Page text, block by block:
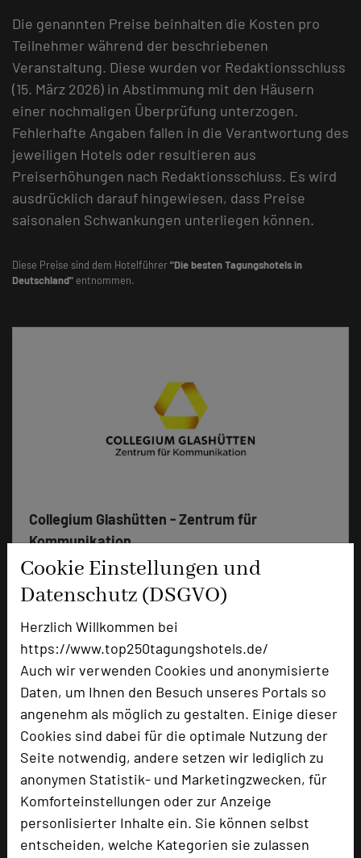
Cookie Einstellungen und
Datenschutz (DSGVO)
Herzlich Willkommen bei
https://www.top250tagungshotels.de/
Auch wir verwenden Cookies und anonymisierte
Daten, um Ihnen den Besuch unseres Portals so
angenehm als möglich zu gestalten. Einige dieser
Cookies sind dabei für die optimale Nutzung der
Seite notwendig, andere setzen wir lediglich zu
anonymen Statistik- und Marketingzwecken, für
Komforteinstellungen oder zur Anzeige
personlisierter Inhalte ein. Sie können selbst
entscheiden, welche Kategorien sie zulassen
Die genannten Preise beinhalten die Kosten pro
Teilnehmer während der beschriebenen
Veranstaltung. Diese wurden vor Redaktionsschluss
(15. März 2026) in Abstimmung mit den Häusern
einer nochmaligen Überprüfung unterzogen.
Fehlerhafte Angaben fallen in die Verantwortung des
jeweiligen Hotels oder resultieren aus
Preiserhöhungen nach Redaktionsschluss. Es wird
ausdrücklich darauf hingewiesen, dass Preise
saisonalen Schwankungen unterliegen können.
Diese Preise sind dem Hotelführer"Die besten Tagungshotels in
Deutschland" entnommen.
Collegium Glashütten - Zentrum für
Kommunikation
Wüstemser Straße 1
61479 Glashütten - Oberems
phone +49 6082 20-0
mail Email
language Homepage
zur Tagungsanfrage hinzufügen add_circle
Hotel bewerten
Hoteldaten